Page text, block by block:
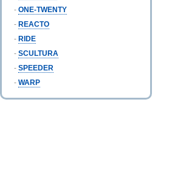
- ONE-TWENTY
- REACTO
- RIDE
- SCULTURA
- SPEEDER
- WARP